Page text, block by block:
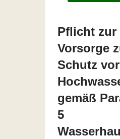
Pflicht zur
Vorsorge
Schutz vor
gemäß
5